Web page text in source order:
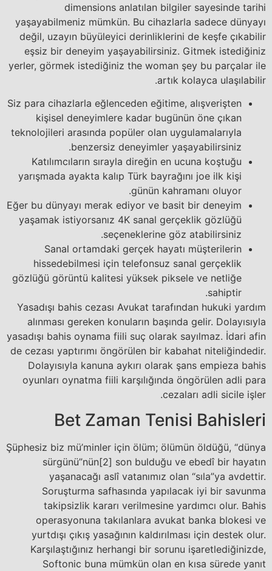
dimensions anlatılan bilgiler sayesinde tarihi
yaşayabilmeniz mümkün. Bu cihazlarla sadece dünyayı
değil, uzayın büyüleyici derinliklerini de keşfe çıkabilir
eşsiz bir deneyim yaşayabilirsiniz. Gitmek istediğiniz
yerler, görmek istediğiniz the woman şey bu parçalar ile
artık kolayca ulaşılabilir.
Siz para cihazlarla eğlenceden eğitime, alışverişten
kişisel deneyimlere kadar bugünün öne çıkan
teknolojileri arasında popüler olan uygulamalarıyla
benzersiz deneyimler yaşayabilirsiniz.
Katılımcıların sırayla direğin en ucuna koştuğu
yarışmada ayakta kalıp Türk bayrağını joe ilk kişi
günün kahramanı oluyor.
Eğer bu dünyayı merak ediyor ve basit bir deneyim
yaşamak istiyorsanız 4K sanal gerçeklik gözlüğü
seçeneklerine göz atabilirsiniz.
Sanal ortamdaki gerçek hayatı müşterilerin
hissedebilmesi için telefonsuz sanal gerçeklik
gözlüğü görüntü kalitesi yüksek piksele ve netliğe
sahiptir.
Yasadışı bahis cezası Avukat tarafından hukuki yardım
alınması gereken konuların başında gelir. Dolayısıyla
yasadışı bahis oynama fiili suç olarak sayılmaz. İdari afin
de cezası yaptırımı öngörülen bir kabahat niteliğindedir.
Dolayısıyla kanuna aykırı olarak şans empieza bahis
oyunları oynatma fiili karşılığında öngörülen adli para
cezaları adli sicile işler.
Bet Zaman Tenisi Bahisleri
Şüphesiz biz mü’minler için ölüm; ölümün öldüğü, “dünya
sürgünü”nün[2] son bulduğu ve ebedî bir hayatın
yaşanacağı aslî vatanımız olan “sıla”ya avdettir.
Soruşturma safhasında yapılacak iyi bir savunma
takipsizlik kararı verilmesine yardımcı olur. Bahis
operasyonuna takılanlara avukat banka blokesi ve
yurtdışı çıkış yasağının kaldırılması için destek olur.
Karşılaştığınız herhangi bir sorunu işaretlediğinizde,
Softonic buna mümkün olan en kısa sürede yanıt